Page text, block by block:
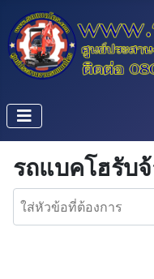
รถแบคโฮรับจ้
ใส่หัวข้อที่ต้องการ